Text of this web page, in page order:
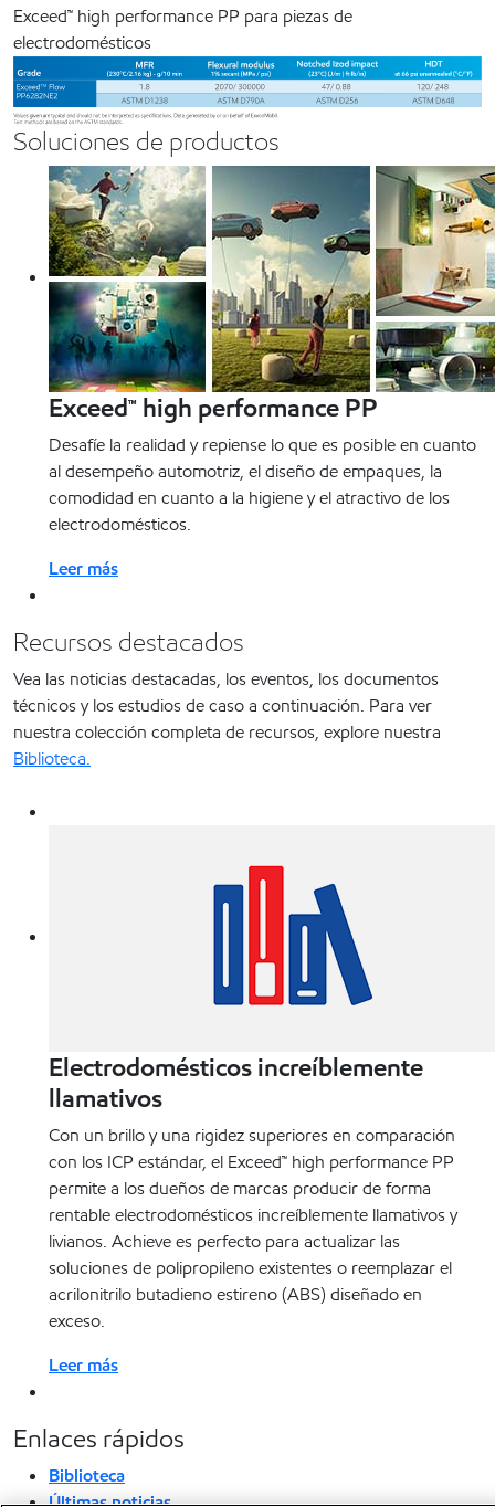
Exceed™ high performance PP para piezas de
electrodomésticos
Soluciones de productos
Exceed™ high performance PP
Desafíe la realidad y repiense lo que es posible en cuanto
al desempeño automotriz, el diseño de empaques, la
comodidad en cuanto a la higiene y el atractivo de los
electrodomésticos.
Leer más
Recursos destacados
Vea las noticias destacadas, los eventos, los documentos
técnicos y los estudios de caso a continuación. Para ver
nuestra colección completa de recursos, explore nuestra
Biblioteca.
Electrodomésticos increíblemente
llamativos
Con un brillo y una rigidez superiores en comparación
con los ICP estándar, el Exceed™ high performance PP
permite a los dueños de marcas producir de forma
rentable electrodomésticos increíblemente llamativos y
livianos. Achieve es perfecto para actualizar las
soluciones de polipropileno existentes o reemplazar el
acrilonitrilo butadieno estireno (ABS) diseñado en
exceso.
Leer más
Enlaces rápidos
Biblioteca
Últimas noticias